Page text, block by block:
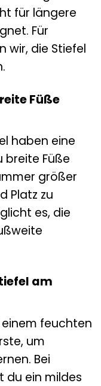
für längere
Für
wir, die Stiefel
Füße
haben eine
breite Füße
größer
Platz zu
es, die
am
feuchten
um
Bei
du ein mildes